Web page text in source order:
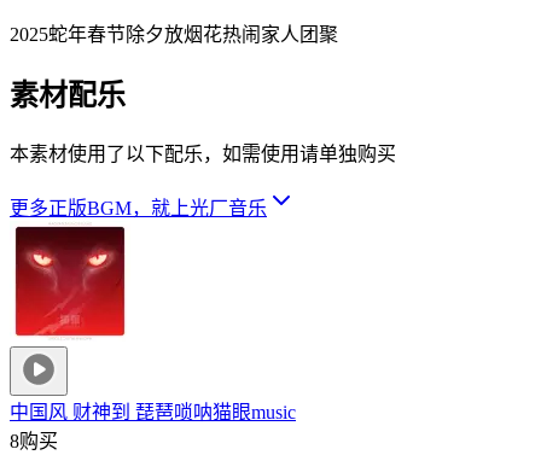
2025蛇年春节除夕放烟花热闹家人团聚
素材配乐
本素材使用了以下配乐，如需使用请单独购买
更多正版BGM，就上光厂音乐
中国风 财神到 琵琶唢呐猫眼music
8购买